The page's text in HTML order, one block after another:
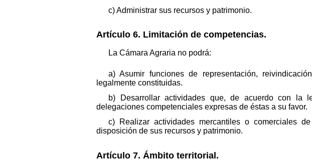
c) Administrar sus recursos y patrimonio.
Artículo 6. Limitación de competencias.
La Cámara Agraria no podrá:
a) Asumir funciones de representación,
legalmente constituidas.
b) Desarrollar actividades que, de acuerdo con la
delegaciones competenciales expresas de éstas a su favor.
c) Realizar actividades mercantiles o comerciales
disposición de sus recursos y patrimonio.
Artículo 7. Ámbito territorial.